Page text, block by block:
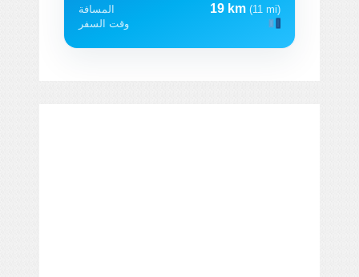
المسافة 19 km (11 mi)
وقت السفر